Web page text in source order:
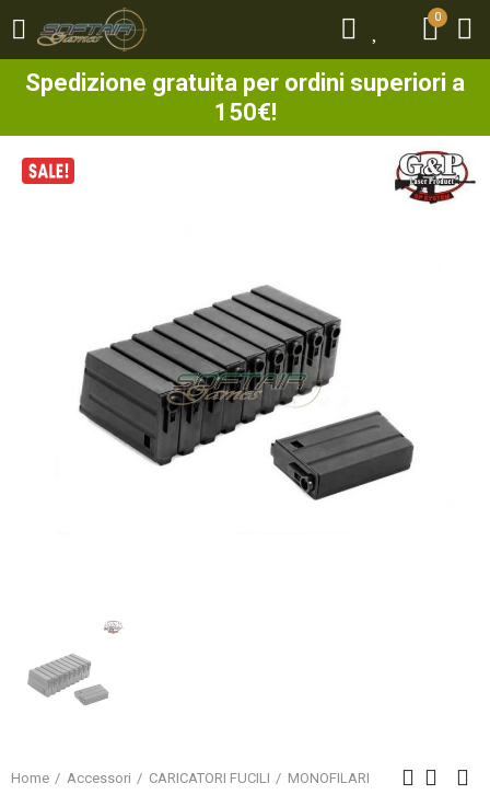
0
Spedizione gratuita per ordini superiori a
150€!
0
Home Accessori CARICATORI FUCILI MONOFILARI